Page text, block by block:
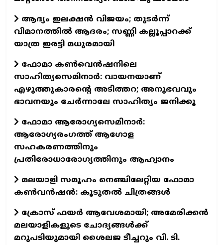
ആദ്യം ഇലക്ഷൻ വിജയം; തുടർന്ന്
വിമാനത്തിൽ ആദരം; സണ്ണി കല്ലൂപ്പാറക്ക്
യാത്ര ഇരട്ടി മധുരമായി
ഫോമാ കൺവെൻഷനിലെ
സാഹിത്യസെമിനാർ: വായനയാണ്
എഴുത്തുകാരന്റെ അടിത്തറ; അനുഭവവും
ഭാവനയും ചേർന്നാലേ സാഹിത്യം ജനിക്കൂ
ഫോമാ ആരോഗ്യസെമിനാർ:
ആരോഗ്യരംഗത്ത് ആഗോള
സഹകരണത്തിനും
പ്രതിരോധാരോഗ്യത്തിനും ആഹ്വാനം
മലയാളി സമൂഹം നെഞ്ചിലേറ്റിയ ഫോമാ
കണ്‍വന്‍ഷന്‍: കൂടുതല്‍ ചിത്രങ്ങള്‍
ക്രോസ് ഫയർ ആവേശമായി; അമേരിക്കൻ
മലയാളികളുടെ ചോദ്യങ്ങൾക്ക്
മറുപടിയുമായി ശൈലജ ടീച്ചറും വി. ടി.